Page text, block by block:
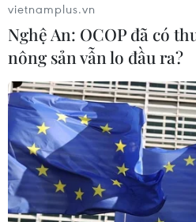
Thị trường chứng khoán thế
Nhà đầu tư chấp chới
03/08/2026 14:35
VN-Index tăng hơn 27
ngoại mua ròng trở lại hơn
đồng
03/08/2026 09:32
vietnamplus.vn
Nghệ An: OCOP đã có
nông sản vẫn lo đầu ra?